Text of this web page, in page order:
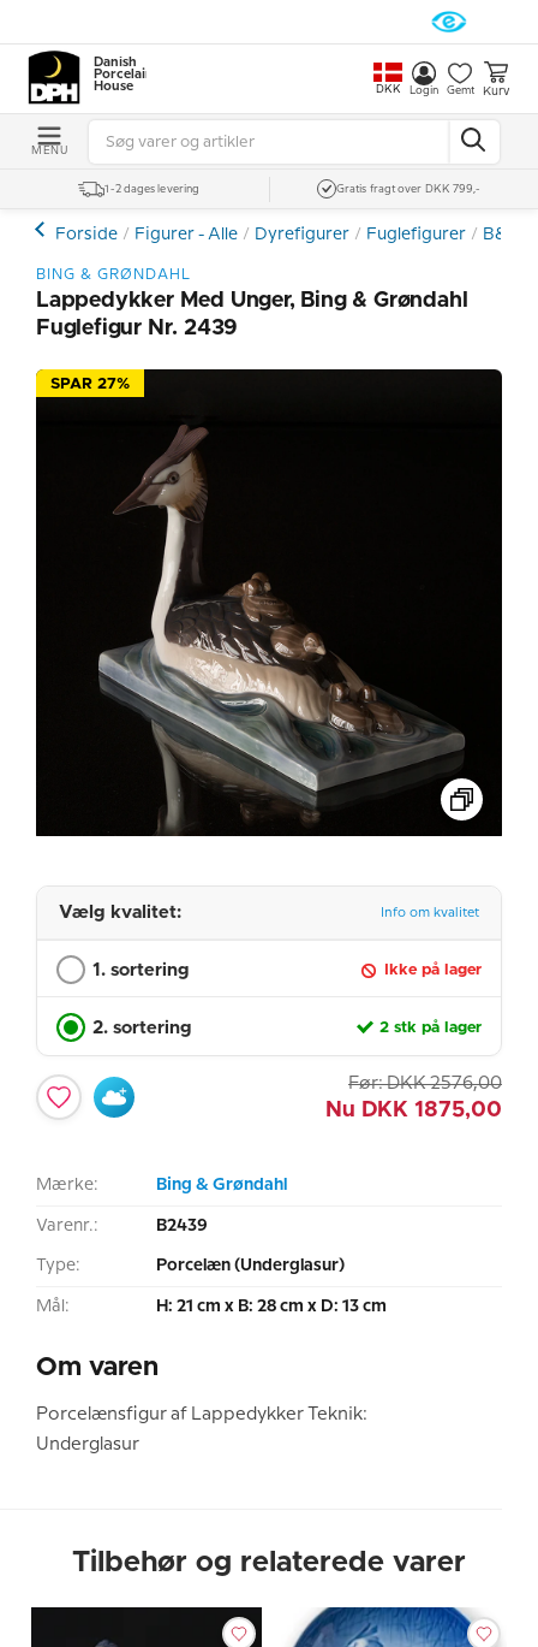
Danish
Porcelain
House
DKK Login Gemt Kurv
MENU
1-2 dages levering Gratis fragt over DKK 799,-
Forside Figurer - Alle Dyrefigurer Fuglefigurer B&G -
BING & GRØNDAHL
Lappedykker Med Unger, Bing & Grøndahl
Fuglefigur Nr. 2439
SPAR 27%
Vælg kvalitet: Info om kvalitet
1. sortering Ikke på lager
2. sortering 2 stk på lager
Før: DKK 2576,00
Nu DKK 1875,00
Mærke: Bing & Grøndahl
Varenr.: B2439
Type: Porcelæn (Underglasur)
Mål: H: 21 cm x B: 28 cm x D: 13 cm
Om varen
Porcelænsfigur af Lappedykker Teknik:
Underglasur
Tilbehør og relaterede varer